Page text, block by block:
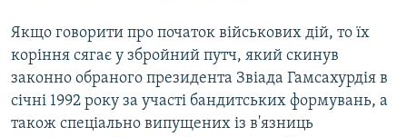
Якщо говорити про початок військових дій, то їх
коріння сягає у збройний путч, який скинув
законно обраного президента Звіада Гамсахурдія в
січні 1992 року за участі бандитських формувань, а
також спеціально випущених із в'язниць